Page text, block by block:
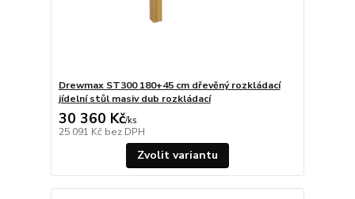
Drewmax ST300 180+45 cm dřevěný rozkládací
jídelní stůl masiv dub rozkládací
30 360 Kč/ks
25 091 Kč bez DPH
Zvolit variantu